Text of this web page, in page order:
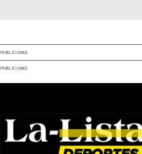
PUBLICIDAD
PUBLICIDAD